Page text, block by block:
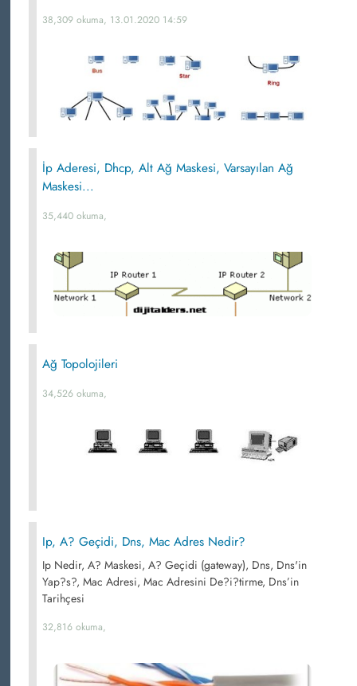
38,309 okuma, 13.01.2020 14:59
İp Aderesi, Dhcp, Alt Ağ Maskesi, Varsayılan Ağ
Maskesi...
35,440 okuma,
Ağ Topolojileri
34,526 okuma,
Ip, A? Geçidi, Dns, Mac Adres Nedir?
Ip Nedir, A? Maskesi, A? Geçidi (gateway), Dns, Dns'in
Yap?s?, Mac Adresi, Mac Adresini De?i?tirme, Dns’in
Tarihçesi
32,816 okuma,